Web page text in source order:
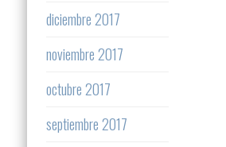
diciembre 2017
noviembre 2017
octubre 2017
septiembre 2017